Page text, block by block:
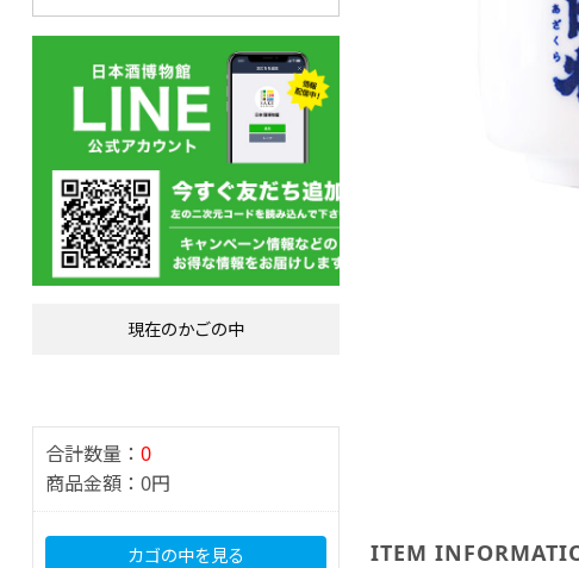
現在のかごの中
合計数量： 0
商品金額： 0円
カゴの中を見る ITEM